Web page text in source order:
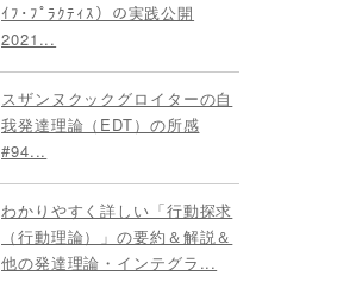
ｲﾌ･ﾌﾟﾗｸﾃｨｽ）の実践公開
2021...
スザンヌクックグロイターの自
我発達理論（EDT）の所感
#94...
わかりやすく詳しい「行動探求
（行動理論）」の要約＆解説＆
他の発達理論・インテグラ...